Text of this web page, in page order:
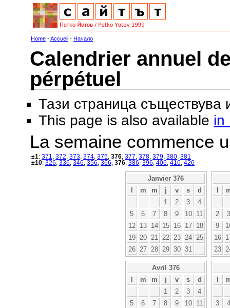
Home -Accueil - Начало
Calendrier annuel
pérpétuel
Тази страница съществува
This page is also available in
La semaine commence
±1: 371 372 373 374 375 376 377 378 379 380 381
±10: 326 336 346 356 366 376 386 396 406 416 426
Janvier 376
l
m m j v s
d
1
2 3
4
5
6 7 8 9 10
11
12
13 14 15 16 17
18
19
20 21 22 23 24
25
26
27 28 29 30 31
l
2
3
9
16
23
Avril 376
l
m m j v s
d
1
2 3
4
5
6 7 8 9 10
11
l
3
4